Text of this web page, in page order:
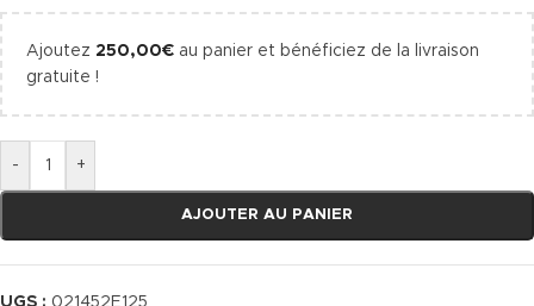
Ajoutez 250,00€ au panier et bénéficiez de la livraison
gratuite !
- +
AJOUTER AU PANIER
UGS : 021452E125